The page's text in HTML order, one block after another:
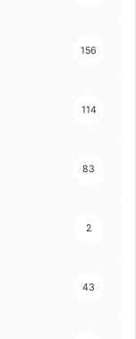
156
114
83
2
43